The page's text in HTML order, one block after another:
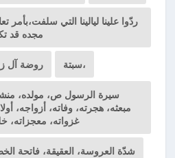
ردّوا علينا ليالينا التي سلفت،بأمر
مجده قد
روضة آل سبتة،
سيرة الرسول ص، مولده،
مبعثه، هجرته، وفاته، أزواجه،
غزواته، معجزاته،
شدّة العروسة، العقيقة، فاتحة